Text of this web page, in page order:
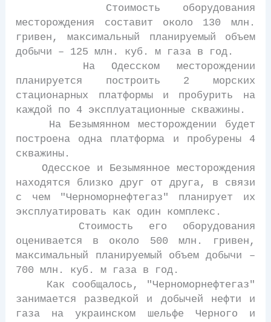
Стоимость оборудования
месторождения составит около 130 млн.
гривен, максимальный планируемый объем
добычи – 125 млн. куб. м газа в год.
На Одесском месторождении
планируется построить 2 морских
стационарных платформы и пробурить на
каждой по 4 эксплуатационные скважины.
На Безымянном месторождении будет
построена одна платформа и пробурены 4
скважины.
Одесское и Безымянное месторождения
находятся близко друг от друга, в связи
с чем "Черноморнефтегаз" планирует их
эксплуатировать как один комплекс.
Стоимость его оборудования
оценивается в около 500 млн. гривен,
максимальный планируемый объем добычи –
700 млн. куб. м газа в год.
Как сообщалось, "Черноморнефтегаз"
занимается разведкой и добычей нефти и
газа на украинском шельфе Черного и